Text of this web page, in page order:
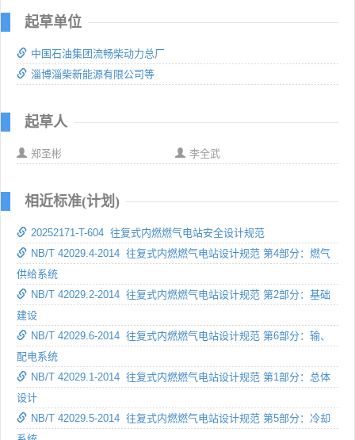
起草单位
中国石油集团流畅柴动力总厂
淄博淄柴新能源有限公司等
起草人
郑圣彬 李全武
相近标准(计划)
20252171-T-604 往复式内燃燃气电站安全设计规范
NB/T 42029.4-2014 往复式内燃燃气电站设计规范 第4部分：燃气
供给系统
NB/T 42029.2-2014 往复式内燃燃气电站设计规范 第2部分：基础
建设
NB/T 42029.6-2014 往复式内燃燃气电站设计规范 第6部分：输、
配电系统
NB/T 42029.1-2014 往复式内燃燃气电站设计规范 第1部分：总体
设计
NB/T 42029.5-2014 往复式内燃燃气电站设计规范 第5部分：冷却